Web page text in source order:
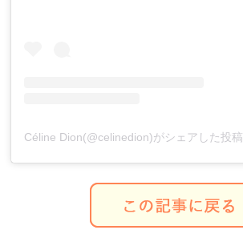
Céline Dion(@celinedion)がシェアした投稿